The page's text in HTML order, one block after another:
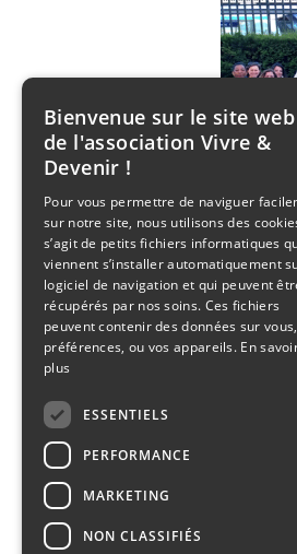
Mardi 21
Le
Les
Bienvenue sur le site web
de l'association Vivre &
Devenir !
Pour vous permettre de naviguer
sur notre site, nous utilisons des
s’agit de petits fichiers informatiques
viennent s’installer automatiquement
logiciel de navigation et qui peuvent
récupérés par nos soins. Ces fichiers
peuvent contenir des données sur
préférences, ou vos appareils. En
plus
ESSENTIELS
PERFORMANCE
MARKETING
NON CLASSIFIÉS